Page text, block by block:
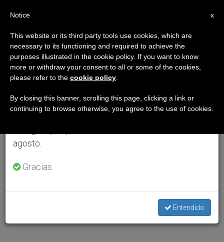
×
Aviso importante
Del 27 de julio al 7 de agosto haremos la pausa
anual, aprovechando que en el periodo de verano
se generan menos informaciones y también el
agosto.
Gracias.
Entendido
x
Notice
This website or its third party tools use cookies, which are
necessary to its functioning and required to achieve the
purposes illustrated in the cookie policy. If you want to know
more or withdraw your consent to all or some of the cookies,
please refer to the cookie policy
By closing this banner, scrolling this page, clicking a link or
continuing to browse otherwise, you agree to the use of cookies.